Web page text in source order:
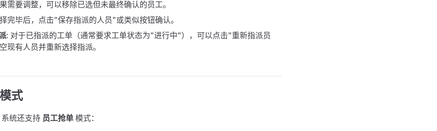
需要调整，可以移除已选但未最终确认的员工。
完毕后，点击"保存指派的人员"或类似按钮确认。
: 对于已指派的工单（通常要求工单状态为"进行中"），可以点击"重新指派员
现有人员并重新选择指派。
式
统还支持 员工抢单 模式：